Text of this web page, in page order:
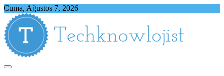
Skip
content
Cuma, Ağustos 7, 2026